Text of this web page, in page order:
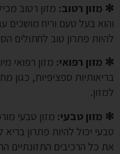
✻ מזון רטוב:
והוא בעל טעם וריח מושכים
להיות פתרון טוב לחתולים
✻ מזון רפואי: מזון רפואי
בריאותיות ספציפיות, כגון
למזון.
✻ מזון טבעי: מזון טבעי
טבעי יכול להיות פתרון
את כל הרכיבים התזונתיים